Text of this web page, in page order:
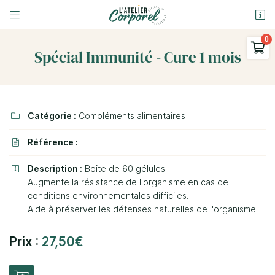
 
03 86 58 69 31

Il n'y a aucun produit dans votre panier
Voir notre sélection
Adresse email de réception
En cochant cette case, vous consentez à recevoir nos propositions
Spécial Immunité - Cure 1 mois
 Catégorie : Compléments alimentaires
 Référence :
 Description : Boîte de 60 gélules.
Augmente la résistance de l'organisme en cas de
conditions environnementales difficiles.
Aide à préserver les défenses naturelles de l'organisme.
Prix : 27,50€